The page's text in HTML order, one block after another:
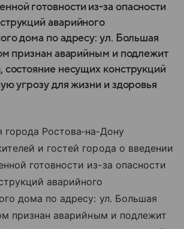
готовности из-за опасности
аварийного
дома по адресу: ул. Большая
признан аварийным и подлежит
состояние несущих конструкций
угрозу для жизни и здоровья
Ростова‑на‑Дону
и гостей города о введении
готовности из-за опасности
аварийного
дома по адресу: ул. Большая
признан аварийным и подлежит